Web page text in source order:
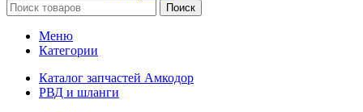
Поиск
Меню
Категории
Каталог запчастей Амкодор
РВД и шланги